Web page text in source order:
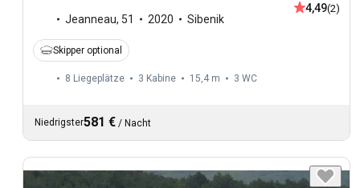
Jeanneau, 51 2020 Sibenik
4,49(2)
Skipper optional
8 Liegeplätze 3 Kabine 15,4 m 3 WC
Niedrigster581 € / Nacht